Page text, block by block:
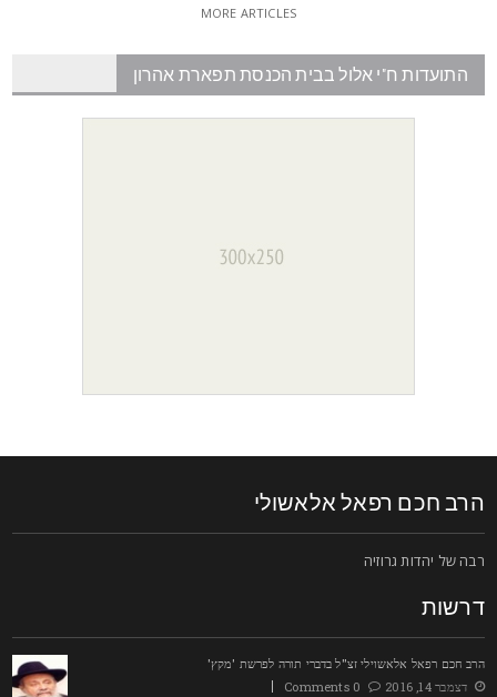
MORE ARTICLES
התועדות ח"י אלול בבית הכנסת תפארת אהרון
חכם רפאל אלאשולי
של יהדות גרוזיה
חכם רפאל אלאשוילי זצ"ל בדברי תורה לפרשת 'מקץ'
דצמבר 14, 2016
0 Comments